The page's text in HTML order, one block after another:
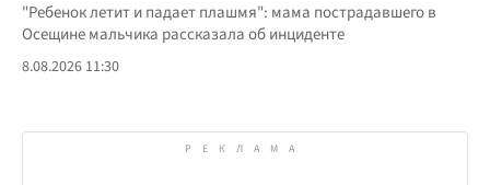
"Ребенок летит и падает плашмя": мама пострадавшего в
Осещине мальчика рассказала об инциденте
8.08.2026 11:30